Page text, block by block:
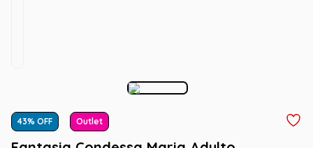
43% OFF Outlet